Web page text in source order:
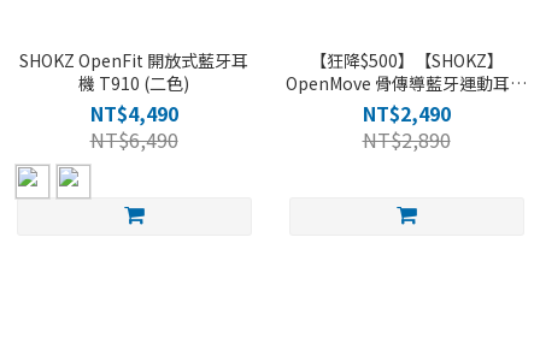
SHOKZ OpenFit 開放式藍牙耳
機 T910 (二色)
NT$4,490
NT$6,490
【狂降$500】【SHOKZ】
OpenMove 骨傳導藍牙運動耳機
S661（四色）
NT$2,490
NT$2,890